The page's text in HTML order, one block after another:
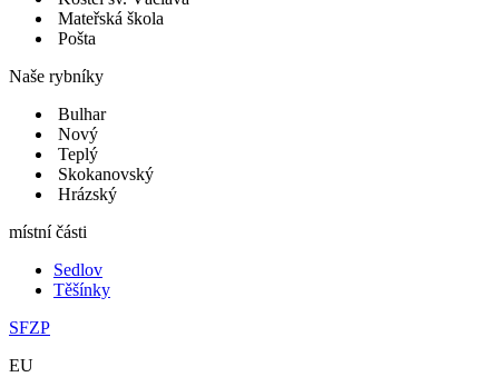
Mateřská škola
Pošta
Naše rybníky
Bulhar
Nový
Teplý
Skokanovský
Hrázský
místní části
Sedlov
Těšínky
SFZP
EU